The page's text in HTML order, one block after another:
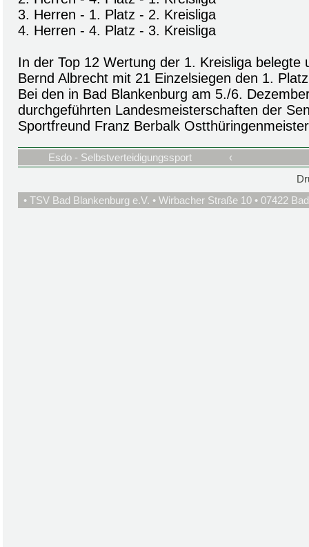
3. Herren - 1. Platz - 2. Kreisliga
4. Herren - 4. Platz - 3. Kreisliga
In der Top 12 Wertung der 1. Kreisliga belegte
Bernd Albrecht mit 21 Einzelsiegen den 1.
Bei den in Bad Blankenburg am 5./6.
durchgeführten Landesmeisterschaften der
Sportfreund Franz Berbalk
Esdo - Selbstverteidigungssport
‹
• TSV Bad Blankenburg e.V. • Wirbacher Straße 10 • 07422